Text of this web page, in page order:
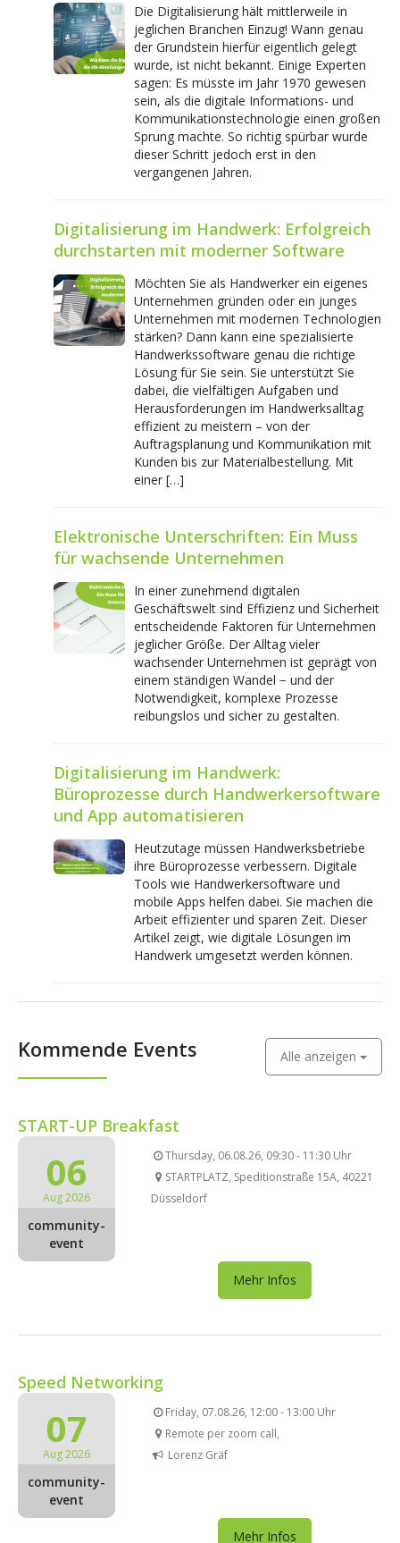
Die Digitalisierung hält mittlerweile in
jeglichen Branchen Einzug! Wann genau
der Grundstein hierfür eigentlich gelegt
wurde, ist nicht bekannt. Einige Experten
sagen: Es müsste im Jahr 1970 gewesen
sein, als die digitale Informations- und
Kommunikationstechnologie einen großen
Sprung machte. So richtig spürbar wurde
dieser Schritt jedoch erst in den
vergangenen Jahren.
Digitalisierung im Handwerk: Erfolgreich
durchstarten mit moderner Software
Möchten Sie als Handwerker ein eigenes
Unternehmen gründen oder ein junges
Unternehmen mit modernen Technologien
stärken? Dann kann eine spezialisierte
Handwerkssoftware genau die richtige
Lösung für Sie sein. Sie unterstützt Sie
dabei, die vielfältigen Aufgaben und
Herausforderungen im Handwerksalltag
effizient zu meistern – von der
Auftragsplanung und Kommunikation mit
Kunden bis zur Materialbestellung. Mit
einer […]
Elektronische Unterschriften: Ein Muss
für wachsende Unternehmen
In einer zunehmend digitalen
Geschäftswelt sind Effizienz und Sicherheit
entscheidende Faktoren für Unternehmen
jeglicher Größe. Der Alltag vieler
wachsender Unternehmen ist geprägt von
einem ständigen Wandel − und der
Notwendigkeit, komplexe Prozesse
reibungslos und sicher zu gestalten.
Digitalisierung im Handwerk:
Büroprozesse durch Handwerkersoftware
und App automatisieren
Heutzutage müssen Handwerksbetriebe
ihre Büroprozesse verbessern. Digitale
Tools wie Handwerkersoftware und
mobile Apps helfen dabei. Sie machen die
Arbeit effizienter und sparen Zeit. Dieser
Artikel zeigt, wie digitale Lösungen im
Handwerk umgesetzt werden können.
Kommende Events Alle anzeigen
START-UP Breakfast
06
Aug 2026
community-
event
Thursday, 06.08.26, 09:30 - 11:30 Uhr
STARTPLATZ, Speditionstraße 15A, 40221
Düsseldorf
Mehr Infos
Speed Networking
07
Aug 2026
community-
event
Friday, 07.08.26, 12:00 - 13:00 Uhr
Remote per zoom call,
Lorenz Gräf
Mehr Infos